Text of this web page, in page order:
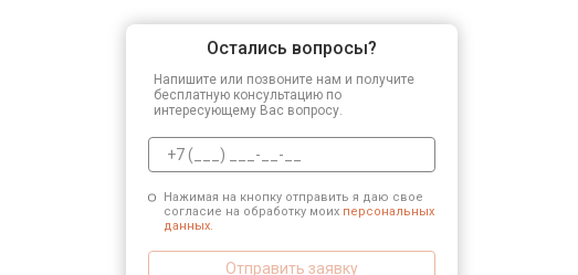
Остались вопросы?
Напишите или позвоните нам и получите
бесплатную консультацию по
интересующему Вас вопросу.
Нажимая на кнопку отправить я даю свое
согласие на обработку моих персональных
данных.
Отправить заявку